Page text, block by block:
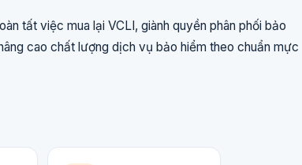
tất việc mua lại VCLI, giành quyền phân phối bảo
cao chất lượng dịch vụ bảo hiểm theo chuẩn mực